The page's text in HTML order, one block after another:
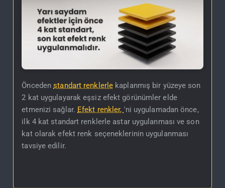
Öncedenstandart renklerle kaplanmış bir yüzeye son
2 kat uygulayarak eşsiz efekt görünümler elde
etmenizi sağlar. Efekt renkler, 'ni uygulamadan önce,
ilk 4 kat standart renklerle astar uygulanması ve son
kat olarak efekt renk seçeneklerinin uygulanması
tavsiye edilir.